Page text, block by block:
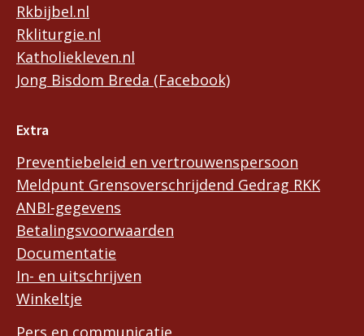
Rkbijbel.nl
Rkliturgie.nl
Katholiekleven.nl
Jong Bisdom Breda (Facebook)
Extra
Preventiebeleid en vertrouwenspersoon
Meldpunt Grensoverschrijdend Gedrag RKK
ANBI-gegevens
Betalingsvoorwaarden
Documentatie
In- en uitschrijven
Winkeltje